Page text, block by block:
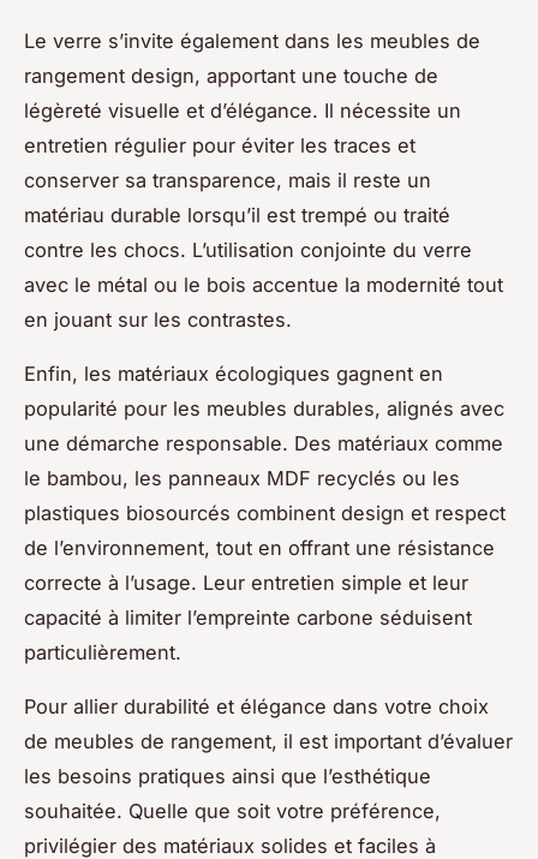
Le verre s’invite également dans les meubles de
rangement design, apportant une touche de
légèreté visuelle et d’élégance. Il nécessite un
entretien régulier pour éviter les traces et
conserver sa transparence, mais il reste un
matériau durable lorsqu’il est trempé ou traité
contre les chocs. L’utilisation conjointe du verre
avec le métal ou le bois accentue la modernité tout
en jouant sur les contrastes.
Enfin, les matériaux écologiques gagnent en
popularité pour les meubles durables, alignés avec
une démarche responsable. Des matériaux comme
le bambou, les panneaux MDF recyclés ou les
plastiques biosourcés combinent design et respect
de l’environnement, tout en offrant une résistance
correcte à l’usage. Leur entretien simple et leur
capacité à limiter l’empreinte carbone séduisent
particulièrement.
Pour allier durabilité et élégance dans votre choix
de meubles de rangement, il est important d’évaluer
les besoins pratiques ainsi que l’esthétique
souhaitée. Quelle que soit votre préférence,
privilégier des matériaux solides et faciles à